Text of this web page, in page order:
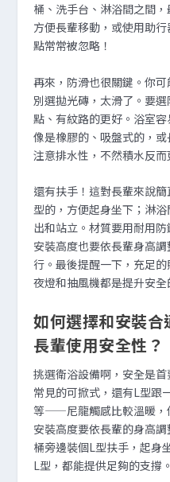
桶、洗手台、淋浴間之間
方便長輩移動，或使用助
點常常被忽略！
再來，防滑也很關鍵。你
別選拋光磚，太滑了。要
點、有紋路的更好。浴室
像是橡膠的、吸盤式的，
注意排水性，不然積水反而
還有扶手！這對長輩來說
型的，方便起身坐下；淋
出和站立。材質要用耐用
安裝高度也要依長輩身高
行。最後提醒一下，充足
夜燈和抽風機都是提升安全
如何選擇和安裝
長輩使用安全性？
挑選衛浴設備啊，安全是
常見的可掀式，還有L型跟
等——尼龍觸感比較溫暖，
安裝高度要依長輩的身高
桶旁邊裝個L型扶手，起身
L型，都能提供足夠的支撐。